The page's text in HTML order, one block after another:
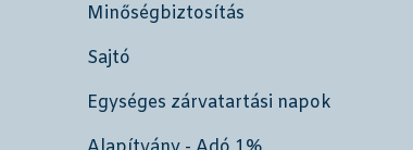
Minőségbiztosítás
Sajtó
Egységes zárvatartási napok